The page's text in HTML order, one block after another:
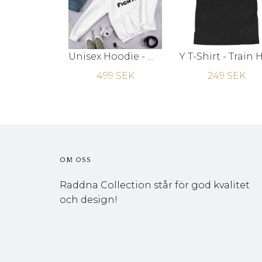
Unisex Hoodie - Med din egen text
499 SEK
249 SEK
OM OSS
Raddna Collection står för god kvalitet
och design!